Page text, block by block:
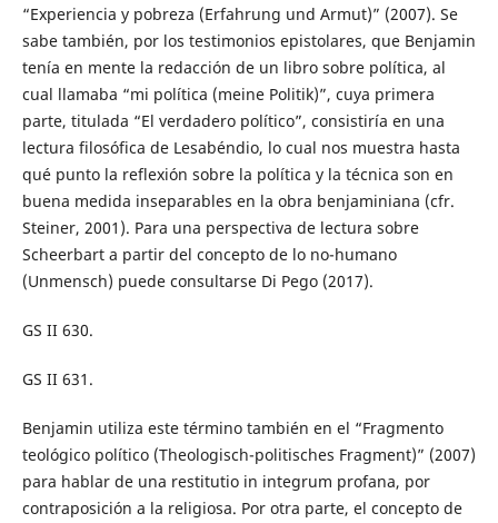
“Experiencia y pobreza (Erfahrung und Armut)” (2007). Se
sabe también, por los testimonios epistolares, que Benjamin
tenía en mente la redacción de un libro sobre política, al
cual llamaba “mi política (meine Politik)”, cuya primera
parte, titulada “El verdadero político”, consistiría en una
lectura filosófica de Lesabéndio, lo cual nos muestra hasta
qué punto la reflexión sobre la política y la técnica son en
buena medida inseparables en la obra benjaminiana (cfr.
Steiner, 2001). Para una perspectiva de lectura sobre
Scheerbart a partir del concepto de lo no-humano
(Unmensch) puede consultarse Di Pego (2017).
GS II 630.
GS II 631.
Benjamin utiliza este término también en el “Fragmento
teológico político (Theologisch-politisches Fragment)” (2007)
para hablar de una restitutio in integrum profana, por
contraposición a la religiosa. Por otra parte, el concepto de